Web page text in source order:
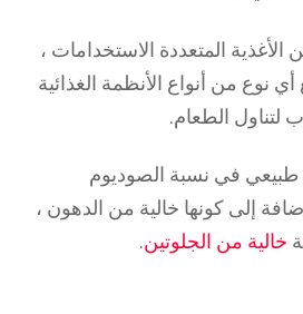
الأغذية المتعددة الاستخدامات ،
نوع من أنواع الأنظمة الغذائية
لتناول الطعام.
في نسبة الصوديوم
إلى كونها خالية من الدهون ،
خالية من الجلوتين.